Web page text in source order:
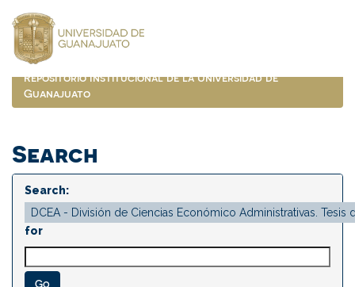
navigation
Repositorio Institucional de la Universidad de
Guanajuato
Search
Search:
for